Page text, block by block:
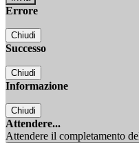
Errore
Chiudi
Successo
Chiudi
Informazione
Chiudi
Attendere...
Attendere il completamento